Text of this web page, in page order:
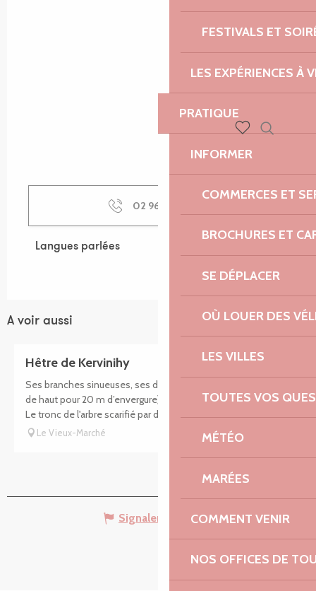
FESTIVALS ET
LES EXPÉRIENCES À
PRATIQUE
INFORMER
COMMERCES ET
BROCHURES ET
SE DÉPLACER
OÙ LOUER DES
LES VILLES
TOUTES VOS
MÉTÉO
MARÉES
COMMENT VENIR
NOS OFFICES DE
Voir les favoris
02 96 05 60
Langues parlées
Langues parlées
A voir aussi
Hêtre de Kervinihy
Ses branches sinueuses, ses dimensions imposantes (25 m
de haut pour 20 m d’envergure) en font un hêtre étonnant.
Le tronc de l'arbre scarifié par des amoureux apporte un...
Le Vieux-Marché
Signaler une erreur